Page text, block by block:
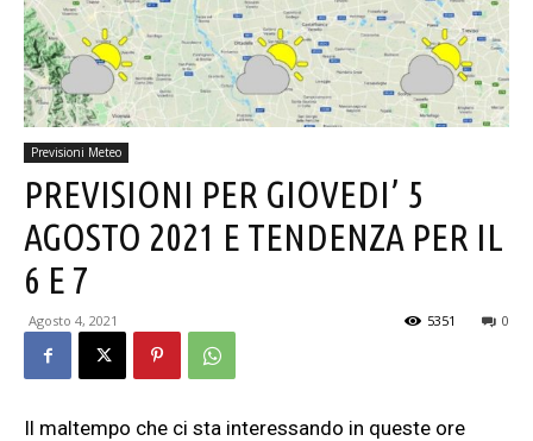
Previsioni Meteo
PREVISIONI PER GIOVEDI’ 5
AGOSTO 2021 E TENDENZA PER IL
6 E 7
Agosto 4, 2021 0
5351
Il maltempo che ci sta interessando in queste ore